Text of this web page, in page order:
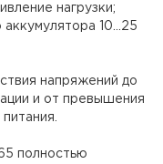
нагрузки;
10...25
напряжений до
и от превышения
полностью